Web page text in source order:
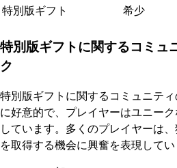
特別版ギフト
希少
特別版ギフトに関するコミュ
ク
特別版ギフトに関するコミュニテ
に好意的で、プレイヤーはユニー
しています。多くのプレイヤーは
を取得する機会に興奮を表現してい